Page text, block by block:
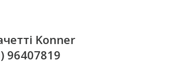
Konner
96407819